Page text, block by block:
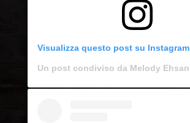
Visualizza questo post su Instagram